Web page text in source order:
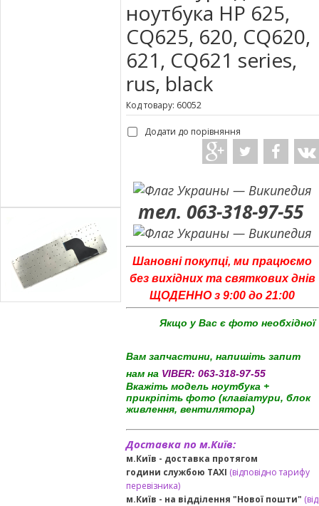
ноутбука HP 625,
CQ625, 620, CQ620,
621, CQ621 series,
rus, black
Код товару: 60052
Додати до порівняння
тел. 063-318-97-55
Шановні покупці, ми працюємо
без вихідних та святкових днів
ЩОДЕННО з 9:00 до 21:00
Якщо у Вас є фото необхідної
Вам запчастини, напишіть запит
нам на VIBER: 063-318-97-55
Вкажіть модель ноутбука +
прикріпіть фото (клавіатури, блок
живлення, вентилятора)
Доставка по м.Київ:
м.Київ - доставка протягом
години службою TAXI (відповідно тарифу
перевізника)
м.Київ - на відділення "Нової пошти" (від